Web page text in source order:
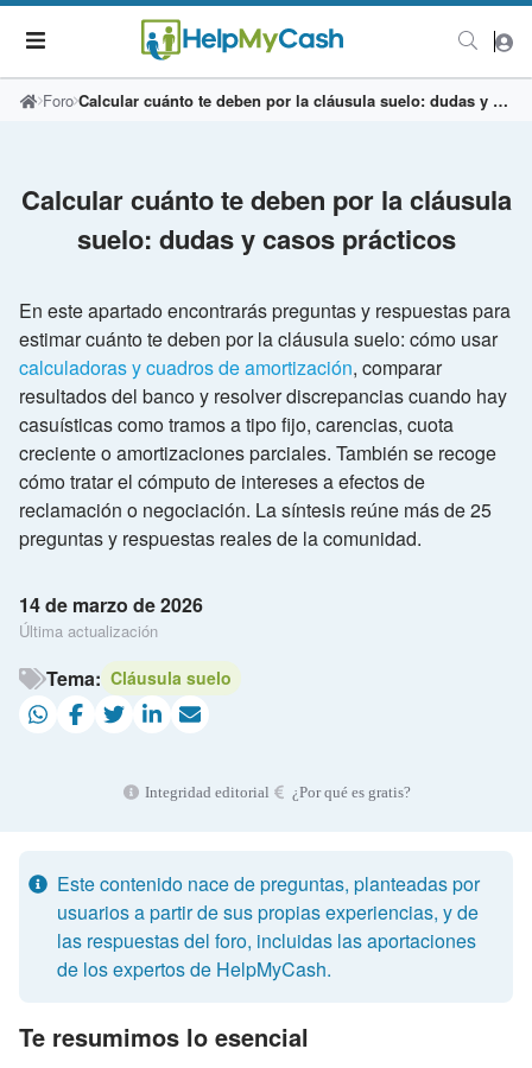
Foro Calcular cuánto te deben por la cláusula suelo: dudas y casos prácticos
Calcular cuánto te deben por la cláusula
suelo: dudas y casos prácticos
En este apartado encontrarás preguntas y respuestas para
estimar cuánto te deben por la cláusula suelo: cómo usar
calculadoras y cuadros de amortización, comparar
resultados del banco y resolver discrepancias cuando hay
casuísticas como tramos a tipo fijo, carencias, cuota
creciente o amortizaciones parciales. También se recoge
cómo tratar el cómputo de intereses a efectos de
reclamación o negociación. La síntesis reúne más de 25
preguntas y respuestas reales de la comunidad.
14 de marzo de 2026
Última actualización
Tema: Cláusula suelo
Integridad editorial ¿Por qué es gratis?
Este contenido nace de preguntas, planteadas por
usuarios a partir de sus propias experiencias, y de
las respuestas del foro, incluidas las aportaciones
de los expertos de HelpMyCash.
Te resumimos lo esencial